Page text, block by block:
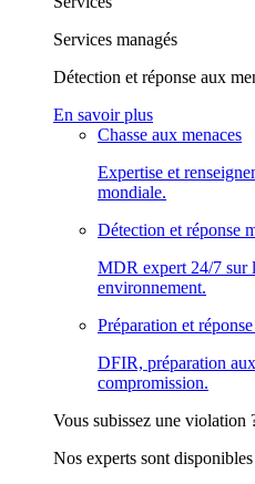
Services managés
Détection et réponse aux
En savoir plus
Chasse aux menaces
Expertise et
mondiale.
Détection et réponse
MDR expert 24/7 sur
environnement.
Préparation et
DFIR, préparation
compromission.
Vous subissez une violation
Nos experts sont